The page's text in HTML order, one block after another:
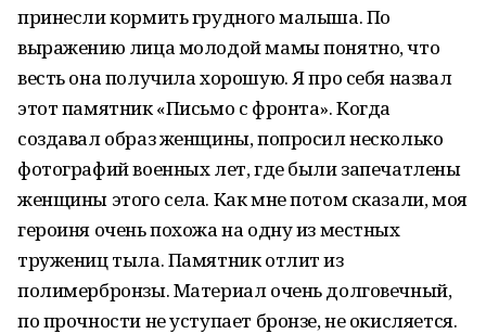
принесли кормить грудного малыша. По
выражению лица молодой мамы понятно, что
весть она получила хорошую. Я про себя назвал
этот памятник «Письмо с фронта». Когда
создавал образ женщины, попросил несколько
фотографий военных лет, где были запечатлены
женщины этого села. Как мне потом сказали, моя
героиня очень похожа на одну из местных
тружениц тыла. Памятник отлит из
полимербронзы. Материал очень долговечный,
по прочности не уступает бронзе, не окисляется.